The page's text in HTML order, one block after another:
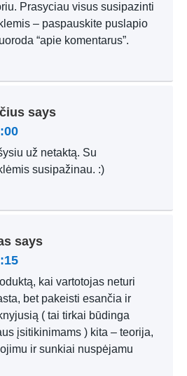
Prasyciau visus susipazinti
– paspauskite puslapio
“apie komentarus”.
says
už netaktą. Su
susipažinau. :)
says
kai vartotojas neturi
bet pakeisti esančia ir
( tai tirkai būdinga
įsitikinimams ) kita – teorija,
ir sunkiai nuspėjamu